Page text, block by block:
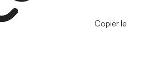
Copier le